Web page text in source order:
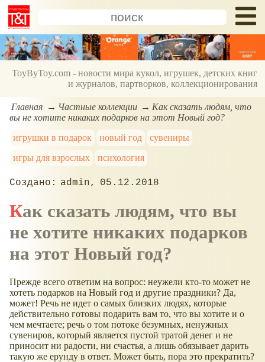
ToyByToy.com - новости мира кукол, игрушек, детских книг
и журналов, партворков, коллекционирования
Главная Частные коллекции
Как сказать людям, что
вы не хотите никаких подарков на этот Новый год?
игрушки в подарок
новый год
сувениры
игры для взрослых
психология
admin 05.12.2018
Как сказать людям, что вы
не хотите никаких подарков
на этот Новый год?
Прежде всего ответим на вопрос: неужели кто-то может не
хотеть подарков на Новый год и другие праздники? Да,
может! Речь не идет о самых близких людях, которые
действительно готовы подарить вам то, что вы хотите и о
чем мечтаете; речь о том потоке безумных, ненужных
сувениров, который является пустой тратой денег и не
приносит ни радости, ни счастья, а лишь обязывает дарить
такую же ерунду в ответ. Может быть, пора это прекратить?